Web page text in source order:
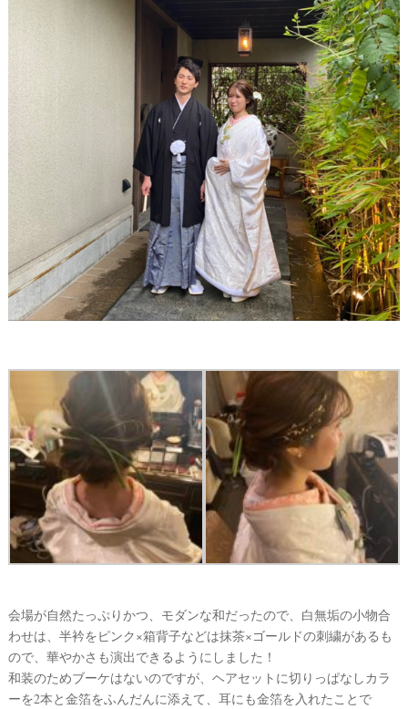
会場が自然たっぷりかつ、モダンな和だったので、白無垢の小物合
わせは、半衿をピンク×箱背子などは抹茶×ゴールドの刺繍があるも
ので、華やかさも演出できるようにしました！
和装のためブーケはないのですが、ヘアセットに切りっぱなしカラ
ーを2本と金箔をふんだんに添えて、耳にも金箔を入れたことで